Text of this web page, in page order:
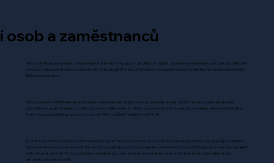
osob a zaměstnanců
Vaši zaměstnanci jsou jedním z nejcennějších aktiv vaší firmy, a proto je důležité zajistit, aby byli nejen chráněni v práci, ale aby měli také
možnost zabezpečit svůj osobní majetek. V rámci pojištění nabízíme řešení ochrany jejich vozidel a majetku, čímž přispíváme k jejich
klidu a spokojenosti.
Díky spolupráci s RENOMIA máme přístup k nadstandardním pojišťovacím produktům, které zaměstnancům poskytují výhodné
podmínky pro pojištění jejich vozidel, domovů a dalšího majetku. Tímto způsobem můžete svým pracovníkům nabídnout benefity,
které nejen zlepší jejich pracovní pohodu, ale také zvýší jejich loajalitu k vaší firmě.
Kromě toho nabízíme řešení zaměstnaneckých benefitů, které mohou být součástí komplexních pojistných programů pro vaši firmu.
Tyto benefity mohou zahrnovat široké spektrum pojištění, od ochrany majetku zaměstnanců až po další výhody, které přispívají k jejich
celkové spokojenosti. Tímto způsobem vytváříme pro vaše zaměstnance stabilní zázemí, které je podporuje nejen v práci,
ale i v jejich osobním životě.